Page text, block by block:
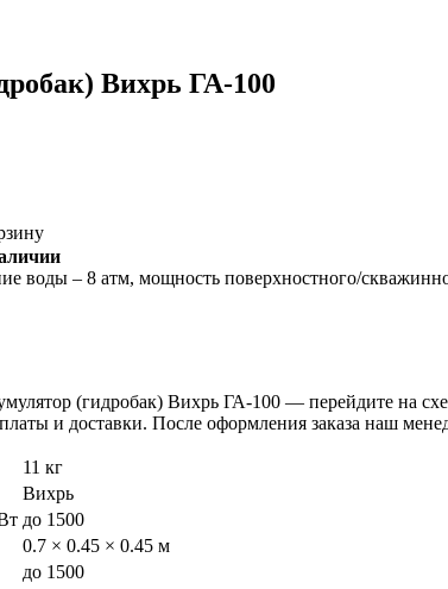
Вихрь ГА-100
воды – 8 атм, мощность поверхностного/
(гидробак) Вихрь ГА-100 — перейдите на
и доставки. После оформления заказа наш
11 кг
Вихрь
до 1500
0.7 × 0.45 × 0.45 м
до 1500